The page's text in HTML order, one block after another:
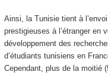
Ainsi, la Tunisie tient à
prestigieuses à l’étranger en
développement des
d’étudiants tunisiens en
Cependant, plus de la moitié